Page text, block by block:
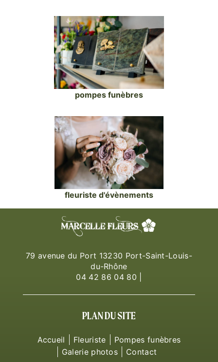
pompes funèbres
fleuriste d'évènements
79 avenue du Port 13230 Port-Saint-Louis-
du-Rhône
04 42 86 04 80
PLAN DU SITE
Accueil Fleuriste
Pompes funèbres
Galerie photos
Contact